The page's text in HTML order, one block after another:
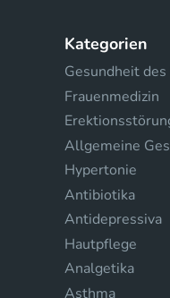
Kategorien
Gesundheit des
Frauenmedizin
Allgemeine
Hypertonie
Antibiotika
Antidepressiva
Hautpflege
Analgetika
Asthma